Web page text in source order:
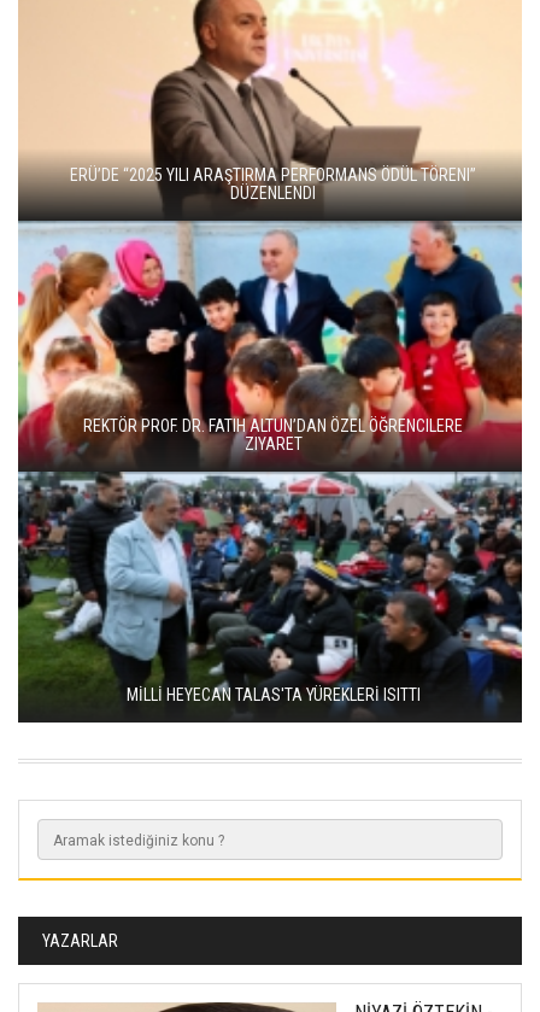
ERÜ’DE “2025 YILI ARAŞTIRMA PERFORMANS ÖDÜL TÖRENI”
DÜZENLENDI
REKTÖR PROF. DR. FATIH ALTUN’DAN ÖZEL ÖĞRENCILERE
ZIYARET
MİLLİ HEYECAN TALAS'TA YÜREKLERİ ISITTI
YAZARLAR